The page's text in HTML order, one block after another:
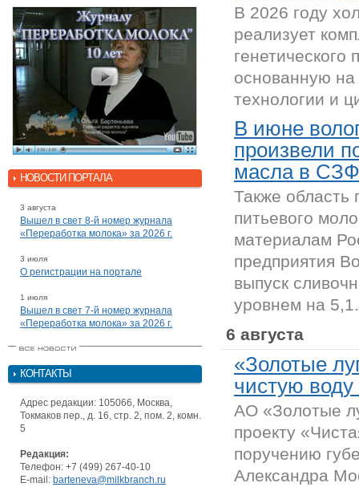
НОВОСТИ ПОРТАЛА
3 августа
Вышел в свет 8-й номер журнала
«Переработка молока» за 2026 г.
3 июля
О регистрации на портале
1 июля
Вышел в свет 7-й номер журнала
«Переработка молока» за 2026 г.
КОНТАКТЫ
Адрес редакции: 105066, Москва,
Токмаков пер., д. 16, стр. 2, пом. 2, комн.
5
Редакция:
Телефон: +7 (499) 267-40-10
E-mail: barteneva@milkbranch.ru
В 2026 году
реализует
генетического
основанную
технологии и
В июне
произвели
масла в
Также область
питьевого
материалам
предприятия
выпуск
уровнем на
6 августа
«Золотые
чистую
АО «Золотые
проекту
поручению
Александра